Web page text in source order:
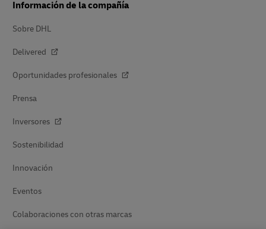
Información de la compañía
Sobre DHL
Delivered
Oportunidades profesionales
Prensa
Inversores
Sostenibilidad
Innovación
Eventos
Colaboraciones con otras marcas